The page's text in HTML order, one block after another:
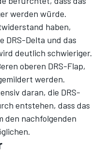
werden würde.
haben,
DRS-Delta und das
deutlich schwieriger.
oberen DRS-Flap,
werden.
daran, die DRS-
entstehen, dass das
den nachfolgenden